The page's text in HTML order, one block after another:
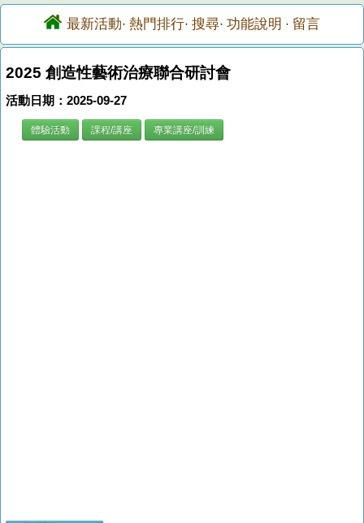
最新活動· 熱門排行· 搜尋· 功能說明 · 留言
2025 創造性藝術治療聯合研討會
活動日期：2025-09-27
體驗活動 課程/講座 專業講座/訓練